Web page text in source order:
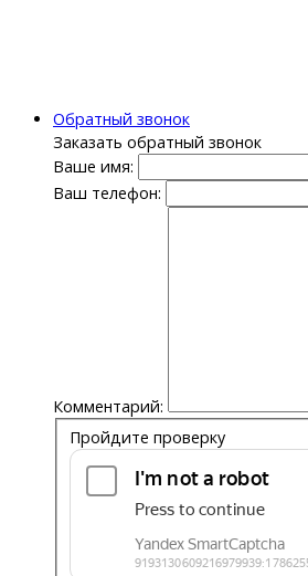
Обратный звонок
Заказать обратный звонок
Ваше имя:
Ваш телефон:
Комментарий:
Пройдите проверку